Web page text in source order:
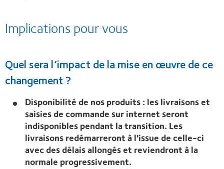
Implications pour vous
Quel sera l’impact de la mise en œuvre de ce
changement ?
Disponibilité de nos produits : les livraisons et
saisies de commande sur internet seront
indisponibles pendant la transition. Les
livraisons redémarreront à l'issue de celle-ci
avec des délais allongés et reviendront à la
normale progressivement.